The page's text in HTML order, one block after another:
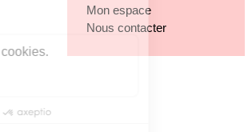
Mon espace
Nous contacter